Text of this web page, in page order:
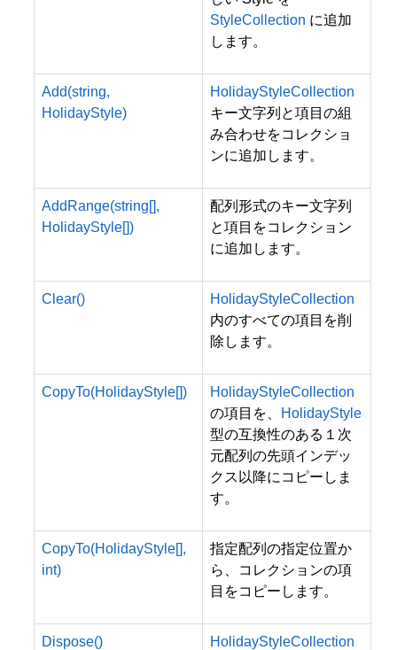
StyleCollection に追加
します。
Add(string,
HolidayStyle)
HolidayStyleCollection
キー文字列と項目の組
み合わせをコレクショ
ンに追加します。
AddRange(string[],
HolidayStyle[])
配列形式のキー文字列
と項目をコレクション
に追加します。
Clear()
HolidayStyleCollection
内のすべての項目を削
除します。
CopyTo(HolidayStyle[])
HolidayStyleCollection
の項目を、
HolidayStyle
型の互換性のある１次
元配列の先頭インデッ
クス以降にコピーしま
す。
CopyTo(HolidayStyle[],
int)
指定配列の指定位置か
ら、コレクションの項
目をコピーします。
Dispose()
HolidayStyleCollection